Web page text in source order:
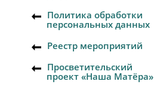
Политика обработки
персональных данных
Реестр мероприятий
Просветительский
проект «Наша Матёра»